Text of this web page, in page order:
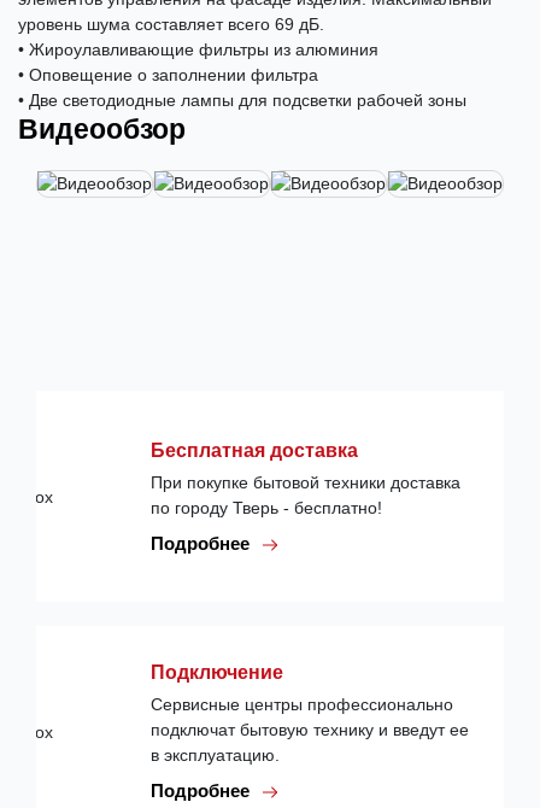
уровень шума составляет всего 69 дБ.
• Жироулавливающие фильтры из алюминия
• Оповещение о заполнении фильтра
• Две светодиодные лампы для подсветки рабочей зоны
Видеообзор
Бесплатная доставка
При покупке бытовой техники доставка
по городу Тверь - бесплатно!
Подробнее
Подключение
Сервисные центры профессионально
подключат бытовую технику и введут ее
в эксплуатацию.
Подробнее